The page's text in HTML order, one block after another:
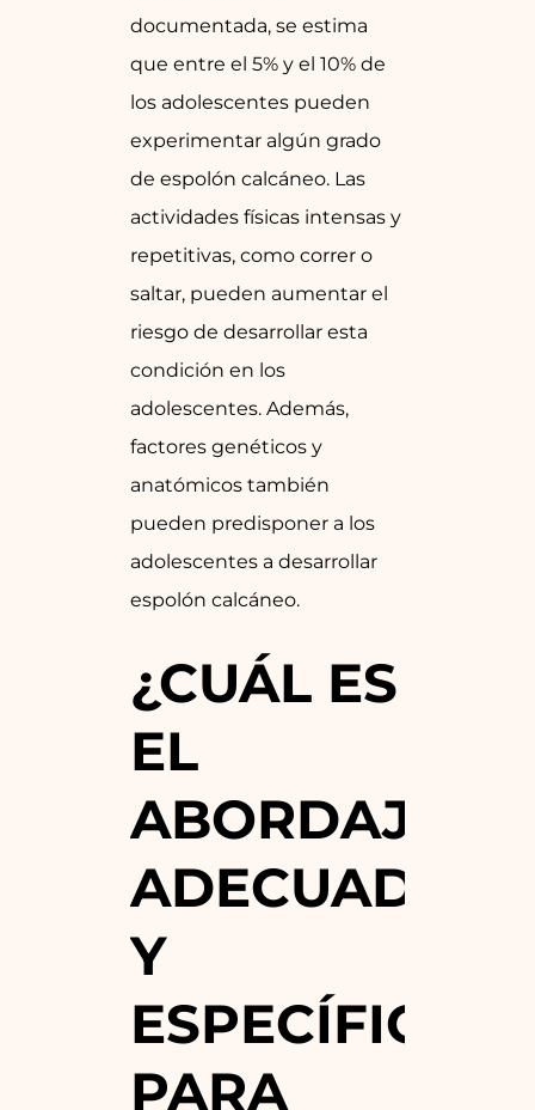
documentada, se estima
que entre el 5% y el 10% de
los adolescentes pueden
experimentar algún grado
de espolón calcáneo. Las
actividades físicas intensas y
repetitivas, como correr o
saltar, pueden aumentar el
riesgo de desarrollar esta
condición en los
adolescentes. Además,
factores genéticos y
anatómicos también
pueden predisponer a los
adolescentes a desarrollar
espolón calcáneo.
¿CUÁL ES
EL
ABORDAJE
ADECUADO
Y
ESPECÍFICO
PARA